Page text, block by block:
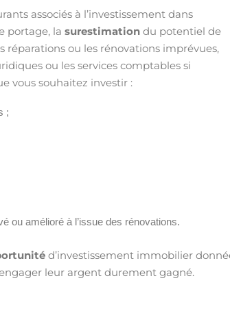
associés à l’investissement dans
portage, la surestimation du potentiel de
réparations ou les rénovations imprévues,
ou les services comptables si
vous souhaitez investir :
;
ou amélioré à l’issue des rénovations.
d’investissement immobilier
leur argent durement gagné.